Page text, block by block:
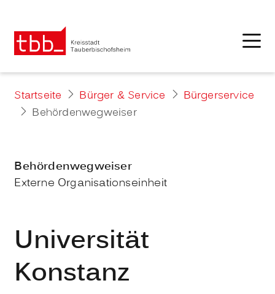
Startseite Bürger & Service
Bürgerservice
Behördenwegweiser
Behördenwegweiser
Externe Organisationseinheit
Universität
Konstanz